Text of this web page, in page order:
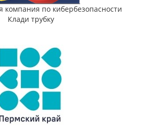
по кибербезопасности
Клади трубку